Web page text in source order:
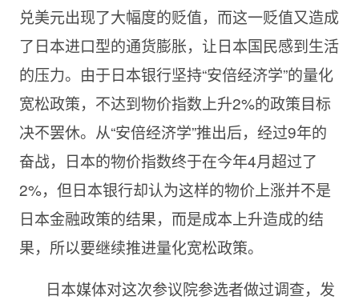
兑美元出现了大幅度的贬值，而这一贬值又造成
了日本进口型的通货膨胀，让日本国民感到生活
的压力。由于日本银行坚持“安倍经济学”的量化
宽松政策，不达到物价指数上升2%的政策目标
决不罢休。从“安倍经济学”推出后，经过9年的
奋战，日本的物价指数终于在今年4月超过了
2%，但日本银行却认为这样的物价上涨并不是
日本金融政策的结果，而是成本上升造成的结
果，所以要继续推进量化宽松政策。
日本媒体对这次参议院参选者做过调查，发